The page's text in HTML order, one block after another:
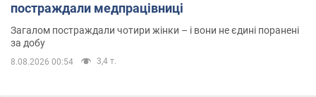
постраждали медпрацівниці
Загалом постраждали чотири жінки – і вони не єдині поранені
за добу
8.08.2026 00:54 3,4 т.